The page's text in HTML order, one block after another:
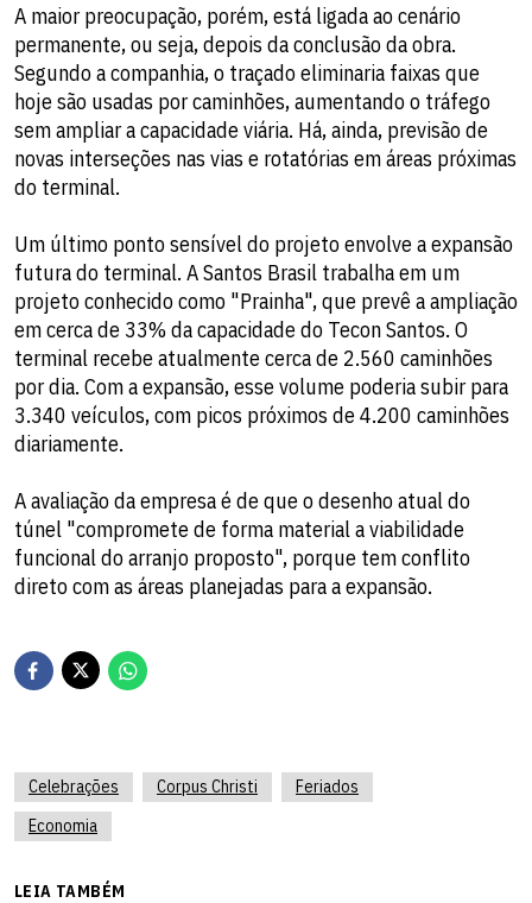
A maior preocupação, porém, está ligada ao cenário
permanente, ou seja, depois da conclusão da obra.
Segundo a companhia, o traçado eliminaria faixas que
hoje são usadas por caminhões, aumentando o tráfego
sem ampliar a capacidade viária. Há, ainda, previsão de
novas interseções nas vias e rotatórias em áreas próximas
do terminal.
Um último ponto sensível do projeto envolve a expansão
futura do terminal. A Santos Brasil trabalha em um
projeto conhecido como "Prainha", que prevê a ampliação
em cerca de 33% da capacidade do Tecon Santos. O
terminal recebe atualmente cerca de 2.560 caminhões
por dia. Com a expansão, esse volume poderia subir para
3.340 veículos, com picos próximos de 4.200 caminhões
diariamente.
A avaliação da empresa é de que o desenho atual do
túnel "compromete de forma material a viabilidade
funcional do arranjo proposto", porque tem conflito
direto com as áreas planejadas para a expansão.
Celebrações Corpus Christi
Feriados
Economia
LEIA TAMBÉM